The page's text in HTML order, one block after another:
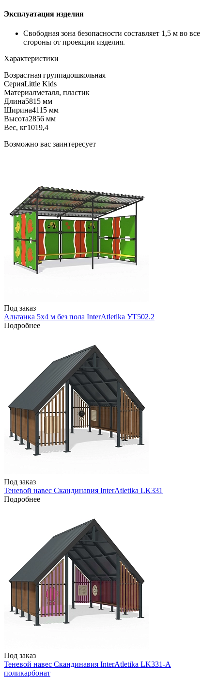
Эксплуатация изделия
Свободная зона безопасности составляет 1,5 м во все
стороны от проекции изделия.
Характеристики
Возрастная группадошкольная
СерияLittle Kids
Материалметалл, пластик
Длина5815 мм
Ширина4115 мм
Высота2856 мм
Вес, кг1019,4
Возможно вас заинтересует
Под заказ
Альтанка 5х4 м без пола InterAtletika УТ502.2
Подробнее
Под заказ
Теневой навес Скандинавия InterAtletika LK331
Подробнее
Под заказ
Теневой навес Скандинавия InterAtletika LK331-A
поликарбонат